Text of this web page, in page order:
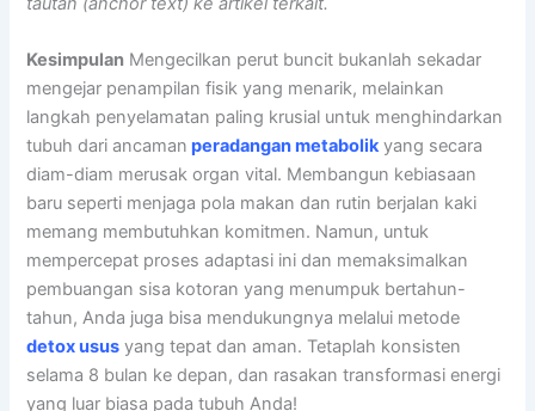
Kesimpulan Mengecilkan perut buncit bukanlah sekadar
mengejar penampilan fisik yang menarik, melainkan
langkah penyelamatan paling krusial untuk menghindarkan
tubuh dari ancaman peradangan metabolikyang secara
diam-diam merusak organ vital. Membangun kebiasaan
baru seperti menjaga pola makan dan rutin berjalan kaki
memang membutuhkan komitmen. Namun, untuk
mempercepat proses adaptasi ini dan memaksimalkan
pembuangan sisa kotoran yang menumpuk bertahun-
tahun, Anda juga bisa mendukungnya melalui metode
detox usus yang tepat dan aman. Tetaplah konsisten
selama 8 bulan ke depan, dan rasakan transformasi energi
yang luar biasa pada tubuh Anda!